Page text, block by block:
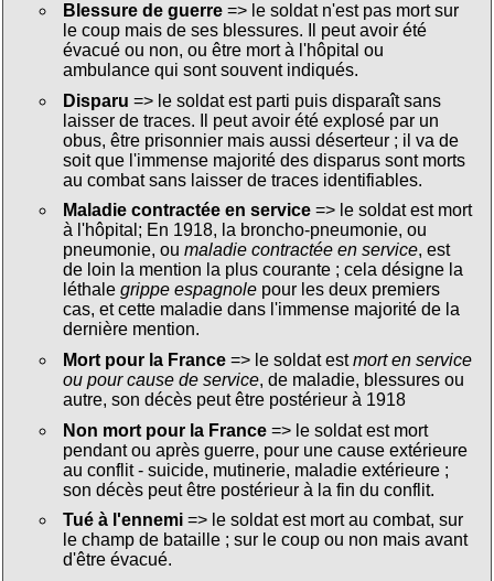
Blessure de guerre=> le soldat n'est pas mort sur
le coup mais de ses blessures. Il peut avoir été
évacué ou non, ou être mort à l'hôpital ou
ambulance qui sont souvent indiqués.
Disparu => le soldat est parti puis disparaît sans
laisser de traces. Il peut avoir été explosé par un
obus, être prisonnier mais aussi déserteur ; il va de
soit que l'immense majorité des disparus sont morts
au combat sans laisser de traces identifiables.
Maladie contractée en service=> le soldat est mort
à l'hôpital; En 1918, la broncho-pneumonie, ou
pneumonie, ou maladie contractée en service, est
de loin la mention la plus courante ; cela désigne la
léthale grippe espagnolepour les deux premiers
cas, et cette maladie dans l'immense majorité de la
dernière mention.
Mort pour la France=> le soldat estmort en service
ou pour cause de service, de maladie, blessures ou
autre, son décès peut être postérieur à 1918
Non mort pour la France=> le soldat est mort
pendant ou après guerre, pour une cause extérieure
au conflit - suicide, mutinerie, maladie extérieure ;
son décès peut être postérieur à la fin du conflit.
Tué à l'ennemi=> le soldat est mort au combat, sur
le champ de bataille ; sur le coup ou non mais avant
d'être évacué.